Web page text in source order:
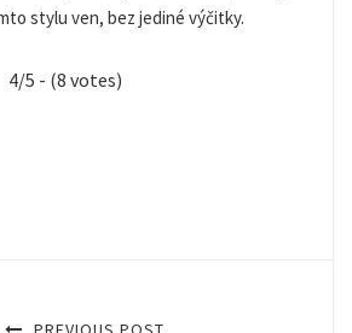
stylu ven, bez jediné výčitky.
4/5 - (8 votes)